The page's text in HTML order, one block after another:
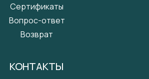
Сертификаты
Вопрос-ответ
Возврат
КОНТАКТЫ